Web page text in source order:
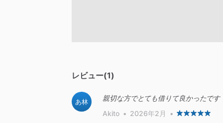
レビュー(1)
あ林
親切な方でとても借りて良かったです
Akito • 2026年2月 •